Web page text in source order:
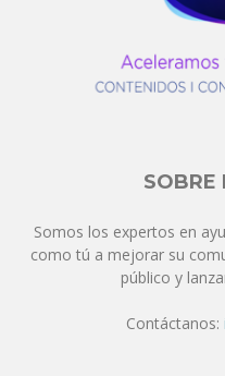
SOBRE
Somos los expertos en
como tú a mejorar su
público y
Contáctanos: